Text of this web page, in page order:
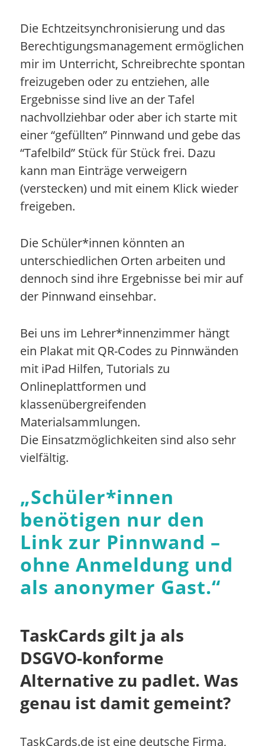
Die Echtzeitsynchronisierung und das
Berechtigungsmanagement ermöglichen
mir im Unterricht, Schreibrechte spontan
freizugeben oder zu entziehen, alle
Ergebnisse sind live an der Tafel
nachvollziehbar oder aber ich starte mit
einer “gefüllten” Pinnwand und gebe das
“Tafelbild” Stück für Stück frei. Dazu
kann man Einträge verweigern
(verstecken) und mit einem Klick wieder
freigeben.
Die Schüler*innen könnten an
unterschiedlichen Orten arbeiten und
dennoch sind ihre Ergebnisse bei mir auf
der Pinnwand einsehbar.
Bei uns im Lehrer*innenzimmer hängt
ein Plakat mit QR-Codes zu Pinnwänden
mit iPad Hilfen, Tutorials zu
Onlineplattformen und
klassenübergreifenden
Materialsammlungen.
Die Einsatzmöglichkeiten sind also sehr
vielfältig.
„Schüler*innen
benötigen nur den
Link zur Pinnwand –
ohne Anmeldung und
als anonymer Gast.“
TaskCards gilt ja als
DSGVO-konforme
Alternative zu padlet. Was
genau ist damit gemeint?
TaskCards.de ist eine deutsche Firma,